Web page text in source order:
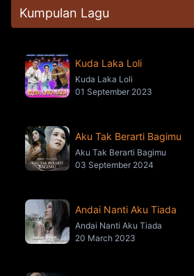
Kumpulan Lagu
Kuda Laka Loli
Kuda Laka Loli
01 September 2023
Aku Tak Berarti Bagimu
Aku Tak Berarti Bagimu
03 September 2024
Andai Nanti Aku Tiada
Andai Nanti Aku Tiada
20 March 2023